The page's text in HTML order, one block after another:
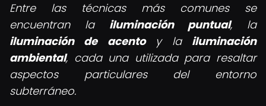
Entre las técnicas más comunes se
encuentran la iluminación puntual, la
iluminación de acentoy la iluminación
ambiental, cada una utilizada para resaltar
aspectos particulares del entorno
subterráneo.